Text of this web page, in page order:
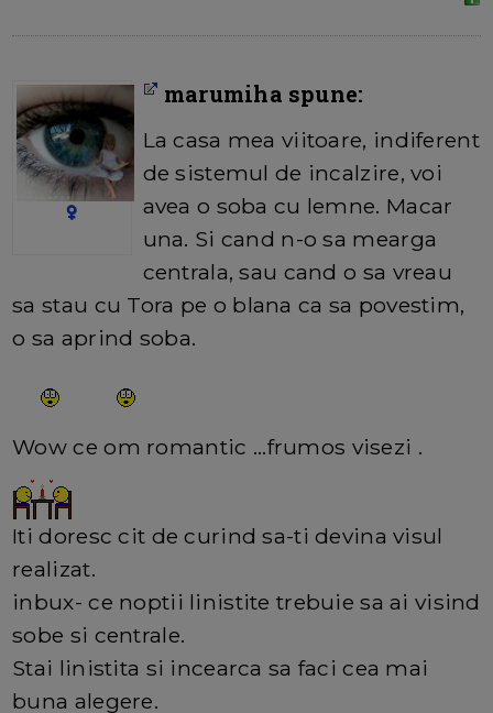
marumiha spune:
La casa mea viitoare, indiferent
de sistemul de incalzire, voi
avea o soba cu lemne. Macar
una. Si cand n-o sa mearga
centrala, sau cand o sa vreau
sa stau cu Tora pe o blana ca sa povestim,
o sa aprind soba.
Wow ce om romantic ...frumos visezi .
Iti doresc cit de curind sa-ti devina visul
realizat.
inbux- ce noptii linistite trebuie sa ai visind
sobe si centrale.
Stai linistita si incearca sa faci cea mai
buna alegere.